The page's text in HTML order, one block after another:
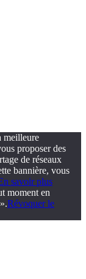
meilleure
proposer des
de réseaux
bannière, vous
savoir plus
moment en
Révoquer le